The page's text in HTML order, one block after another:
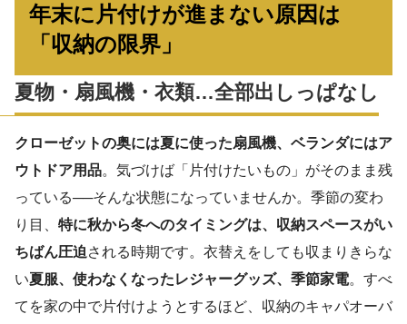
年末に片付けが進まない原因は
「収納の限界」
夏物・扇風機・衣類…全部出しっぱなし
クローゼットの奥には夏に使った扇風機、ベランダにはア
ウトドア用品。気づけば「片付けたいもの」がそのまま残
っている──そんな状態になっていませんか。季節の変わ
り目、 特に秋から冬へのタイミングは、収納スペースがい
ちばん圧迫 される時期です。衣替えをしても収まりきらな
い夏服、使わなくなったレジャーグッズ、季節家電。すべ
てを家の中で片付けようとするほど、収納のキャパオーバ